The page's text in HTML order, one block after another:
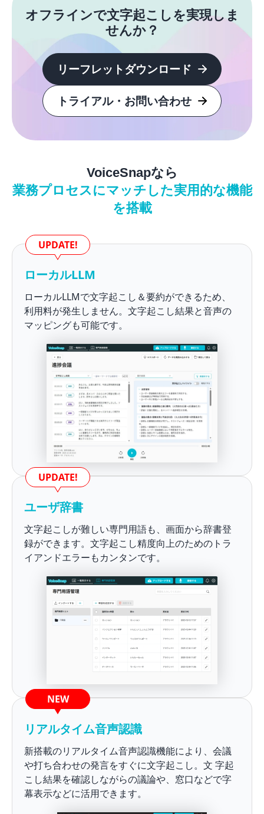
オフラインで文字起こしを実現しま
せんか？
リーフレットダウンロード
トライアル・お問い合わせ
VoiceSnapなら
業務プロセスにマッチした実用的な機能
を搭載
UPDATE!
ローカルLLM
ローカルLLMで文字起こし＆要約ができるため、
利用料が発生しません。文字起こし結果と音声の
マッピングも可能です。
UPDATE!
ユーザ辞書
文字起こしが難しい専門用語も、画面から辞書登
録ができます。文字起こし精度向上のためのトラ
イアンドエラーもカンタンです。
NEW
リアルタイム音声認識
新搭載のリアルタイム音声認識機能により、会議
や打ち合わせの発言をすぐに文字起こし。文 字起
こし結果を確認しながらの議論や、窓口などで字
幕表示などに活用できます。